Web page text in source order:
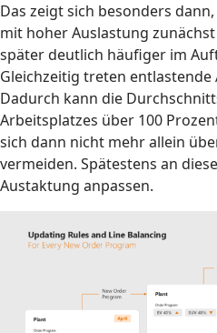
Das zeigt sich besonders
mit hoher Auslastung
später deutlich häufiger im
Gleichzeitig treten
Dadurch kann die
Arbeitsplatzes über 100
sich dann nicht mehr allein
vermeiden. Spätestens an
Austaktung anpassen.